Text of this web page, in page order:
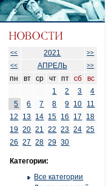
<< 2021
>>
<<
АПРЕЛЬ >>
пн вт ср чт пт сб
вс
1
2 3
4
5
6 7 8 9 10
11
12
13 14 15 16 17
18
19 20 21 22 23 24 25
26
27 28 29 30
Категории:
Все категории